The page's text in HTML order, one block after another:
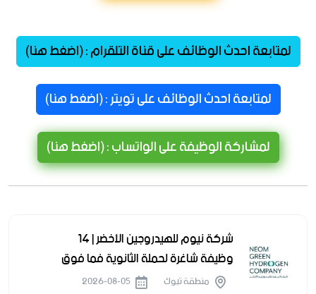
لمتابعة احدث الوظائف على قناة التلقرام : (اضغط هنا)
لمتابعة احدث الوظائف على تويتر : (اضغط هنا)
لمشاركة الوظيفة على الواتساب : (اضغط هنا)
شركة نيوم للهيدروجين الأخضر | 14
وظيفة شاغرة لحملة الثانوية فما فوق
منطقة تبوك